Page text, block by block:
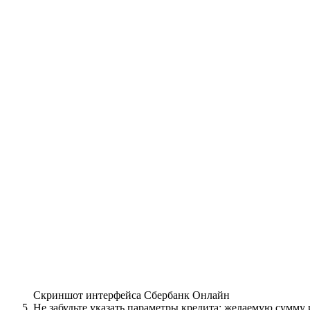
Скриншот интерфейса Сбербанк Онлайн
Не забудьте указать параметры кредита: желаемую сумму